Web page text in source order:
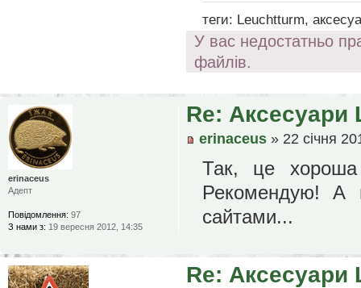
теги: Leuchtturm,
У вас недостатньо
файлів.
Re: Аксесуари
erinaceus» 22 січня
Так, це хороша
Рекомендую! А
сайтами...
erinaceus
Адепт
Повідомлення: 97
З нами з: 19 вересня 2012, 14:35
Re: Аксесуари